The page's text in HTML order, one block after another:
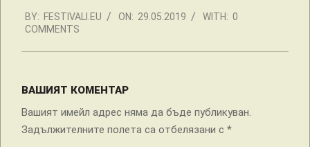
05-
29
BY: FESTIVALI.EU ON: 29.05.2019 WITH: 0
COMMENTS
ВАШИЯТ КОМЕНТАР
Вашият имейл адрес няма да бъде публикуван.
Задължителните полета са отбелязани с *